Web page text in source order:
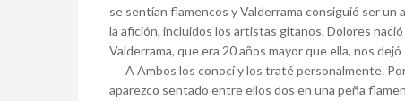
se sentían flamencos y Valderrama consiguió ser
la afición, incluidos los artistas gitanos. Dolores
Valderrama, que era 20 años mayor que ella, nos dejó
A Ambos los conocí y los traté personalmente.
aparezco sentado entre ellos dos en una peña